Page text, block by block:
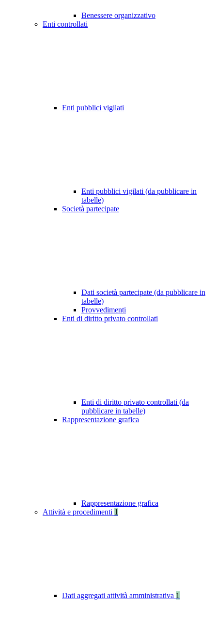
Benessere organizzativo
Enti controllati
Enti pubblici vigilati
Enti pubblici vigilati (da pubblicare in
tabelle)
Società partecipate
Dati società partecipate (da pubblicare in
tabelle)
Provvedimenti
Enti di diritto privato controllati
Enti di diritto privato controllati (da
pubblicare in tabelle)
Rappresentazione grafica
Rappresentazione grafica
Attività e procedimenti 1
Dati aggregati attività amministrativa 1